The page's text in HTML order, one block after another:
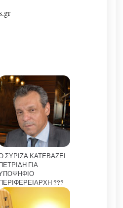
ΣΥΡΙΖΑ ΚΑΤΕΒΑΖΕΙ
ΠΕΤΡΙΔΗ ΓΙΑ
ΠΕΡΙΦΕΡΕΙΑΡΧΗ ???